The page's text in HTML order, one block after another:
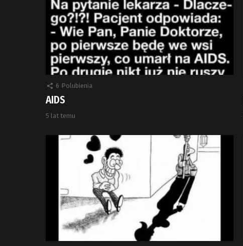
6 Polubienia
AIDS
5 lat temu